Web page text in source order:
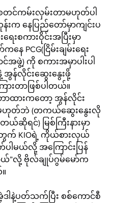
စတင်ကမ်းလှမ်းတာမဟုတ်ပါ
းက နေပြည်တော်မှာကျင်းပ
ရေးစကားဝိုင်းအပြီးမှာ
နေ PCG(ငြိမ်းချမ်းရေး
အဖွဲ့) ကို စကားအမှာပါးပါ
အွန်လိုင်းဆွေးနွေးဖို့
ြားတာဖြစ်ပါတယ်။
မဟုတ်ဘဲ (တကယ်ဆွေးနွေးလို
ယ်ဆိုရင်) မြစ်ကြီးနားမှာ
KIOရဲ့ ကိုယ်စားလှယ်
ါမယ်လို့ အကြောင်းပြန်
ယ်”လို့ ဗိုလ်ချုပ်ဂွမ်မော်က
ဒါနဲ့ပတ်သက်ပြီး စစ်ကောင်စီ